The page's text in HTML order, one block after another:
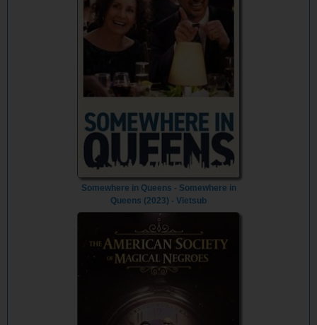
Somewhere in Queens - Somewhere in
Queens (2023) - Vietsub